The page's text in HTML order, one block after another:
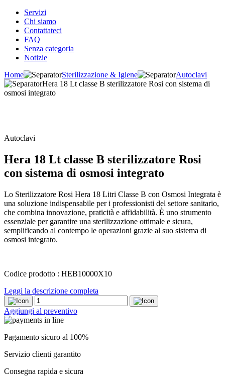
Servizi
Chi siamo
Contattateci
FAQ
Senza categoria
Notizie
Home
Sterilizzazione & Igiene
Autoclavi
Hera 18 Lt classe B sterilizzatore Rosi con sistema di
osmosi integrato
Autoclavi
Hera 18 Lt classe B sterilizzatore Rosi
con sistema di osmosi integrato
Lo Sterilizzatore Rosi Hera 18 Litri Classe B con Osmosi Integrata è
una soluzione indispensabile per i professionisti del settore sanitario,
che combina innovazione, praticità e affidabilità. È uno strumento
essenziale per garantire una sterilizzazione ottimale e sicura,
semplificando al contempo le operazioni grazie al suo sistema di
osmosi integrato.
Codice prodotto : HEB10000X10
Leggi la descrizione completa
Hera
18
Lt
classe
B
Rosi
sistema
Aggiungi al preventivo
Pagamento sicuro al 100%
Servizio clienti garantito
Consegna rapida e sicura